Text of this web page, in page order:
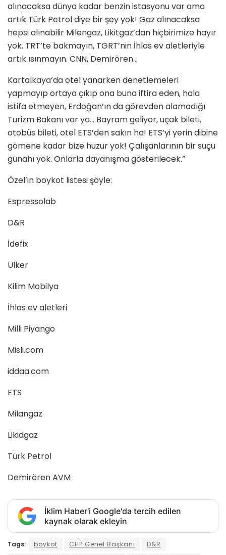
alınacaksa dünya kadar benzin istasyonu var ama
artık Türk Petrol diye bir şey yok! Gaz alınacaksa
hepsi alınabilir Milengaz, Likitgaz’dan hiçbirimize hayır
yok. TRT’te bakmayın, TGRT’nin İhlas ev aletleriyle
artık ısınmayın. CNN, Demirören…
Kartalkaya’da otel yanarken denetlemeleri
yapmayıp ortaya çıkıp ona buna iftira eden, hala
istifa etmeyen, Erdoğan’ın da görevden alamadığı
Turizm Bakanı var ya… Bayram geliyor, uçak bileti,
otobüs bileti, otel ETS’den sakın ha! ETS’yi yerin dibine
gömene kadar bize huzur yok! Çalışanlarının bir suçu
günahı yok. Onlarla dayanışma gösterilecek.”
Özel’in boykot listesi şöyle:
Espressolab
D&R
İdefix
Ülker
Kilim Mobilya
İhlas ev aletleri
Milli Piyango
Misli.com
iddaa.com
ETS
Milangaz
Likidgaz
Türk Petrol
Demirören AVM
İklim Haber'i Google'da tercih edilen
kaynak olarak ekleyin
Tags: boykot CHP Genel Başkanı
D&R